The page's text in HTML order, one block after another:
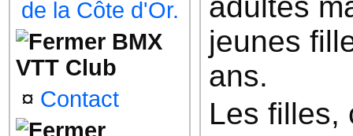
de la Côte d'Or.
BMX
VTT Club
¤ Contact
jeunes
ans.
Les filles,